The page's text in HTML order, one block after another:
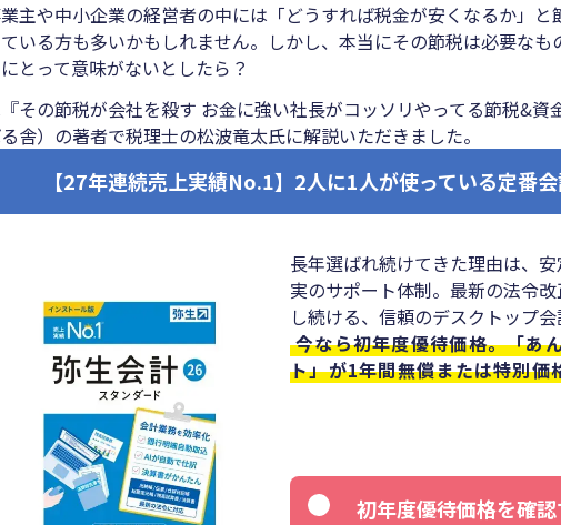
主や中小企業の経営者の中には「どうすれば税金が安くなるか」と
いる方も多いかもしれません。しかし、本当にその節税は必要なも
とって意味がないとしたら？
その節税が会社を殺す お金に強い社長がコッソリやってる節税&資
る舎）の著者で税理士の松波竜太氏に解説いただきました。
【27年連続売上実績No.1】2人に1人が使っている定番会
長年選ばれ続けてきた理由は、
実のサポート体制。最新の法令
し続ける、信頼のデスクトップ会
今なら初年度優待価格。「あ
ト」が1年間無償または特別価
初年度優待価格を確認